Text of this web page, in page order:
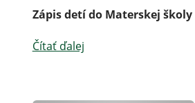
Zápis detí do Materskej školy
Čítať ďalej